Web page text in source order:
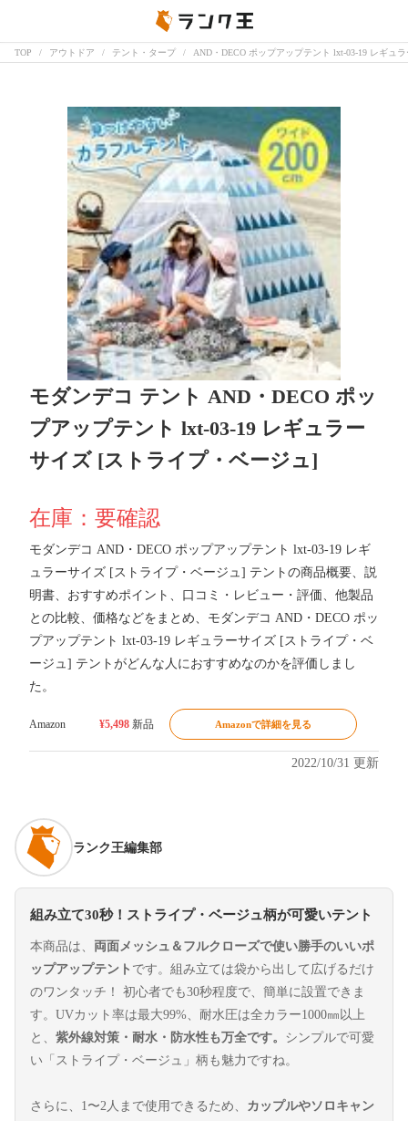
TOP アウトドア テント・タープ AND・DECO ポップアップテント lxt-03-19 レギュ
モダンデコ テント AND・DECO ポッ
プアップテント lxt-03-19 レギュラー
サイズ [ストライプ・ベージュ]
在庫：要確認
モダンデコ AND・DECO ポップアップテント lxt-03-19 レギ
ュラーサイズ [ストライプ・ベージュ] テントの商品概要、説
明書、おすすめポイント、口コミ・レビュー・評価、他製品
との比較、価格などをまとめ、モダンデコ AND・DECO ポッ
プアップテント lxt-03-19 レギュラーサイズ [ストライプ・ベ
ージュ] テントがどんな人におすすめなのかを評価しまし
た。
Amazon ¥5,498 新品 Amazonで詳細を見る
2022/10/31 更新
ランク王編集部
組み立て30秒！ストライプ・ベージュ柄が可愛いテント
本商品は、 両面メッシュ＆フルクローズで使い勝手のいいポ
ップアップテント です。組み立ては袋から出して広げるだけ
のワンタッチ！ 初心者でも30秒程度で、簡単に設置できま
す。UVカット率は最大99%、耐水圧は全カラー1000㎜以上
と、 紫外線対策・耐水・防水性も万全です。 シンプルで可愛
い「ストライプ・ベージュ」柄も魅力ですね。
さらに、1〜2人まで使用できるため、 カップルやソロキャン